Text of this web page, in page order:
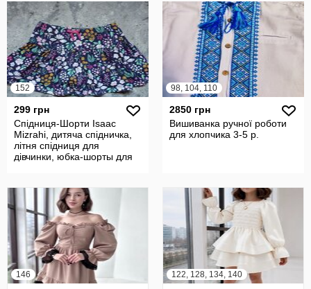
152
299 грн
Спідниця-Шорти Isaac
Mizrahi, дитяча спідничка,
літня спідниця для
дівчинки, юбка-шорты для
98, 104, 110
2850 грн
Вишиванка ручної роботи
для хлопчика 3-5 р.
146 122, 128, 134, 140